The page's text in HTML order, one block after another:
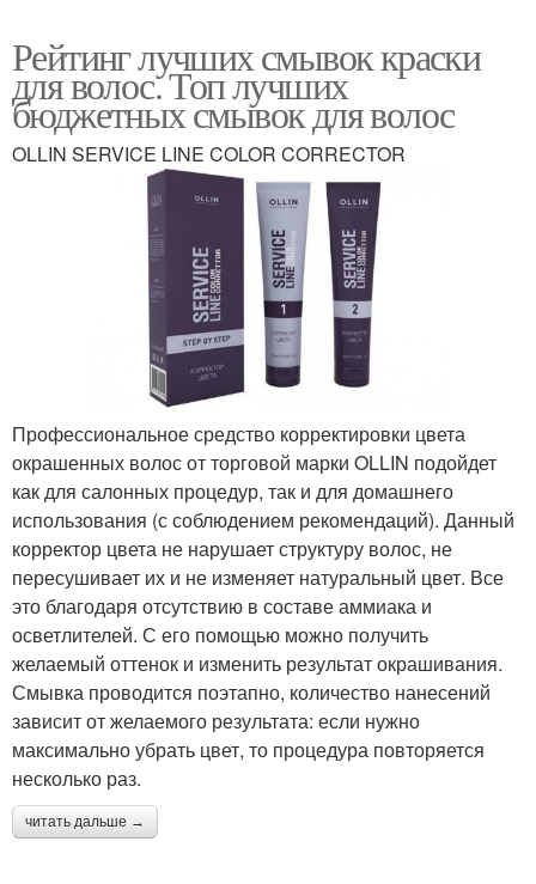
Рейтинг лучших смывок краски
для волос. Топ лучших
бюджетных смывок для волос
OLLIN SERVICE LINE COLOR CORRECTOR
Профессиональное средство корректировки цвета
окрашенных волос от торговой марки OLLIN подойдет
как для салонных процедур, так и для домашнего
использования (с соблюдением рекомендаций). Данный
корректор цвета не нарушает структуру волос, не
пересушивает их и не изменяет натуральный цвет. Все
это благодаря отсутствию в составе аммиака и
осветлителей. С его помощью можно получить
желаемый оттенок и изменить результат окрашивания.
Смывка проводится поэтапно, количество нанесений
зависит от желаемого результата: если нужно
максимально убрать цвет, то процедура повторяется
несколько раз.
читать дальше →